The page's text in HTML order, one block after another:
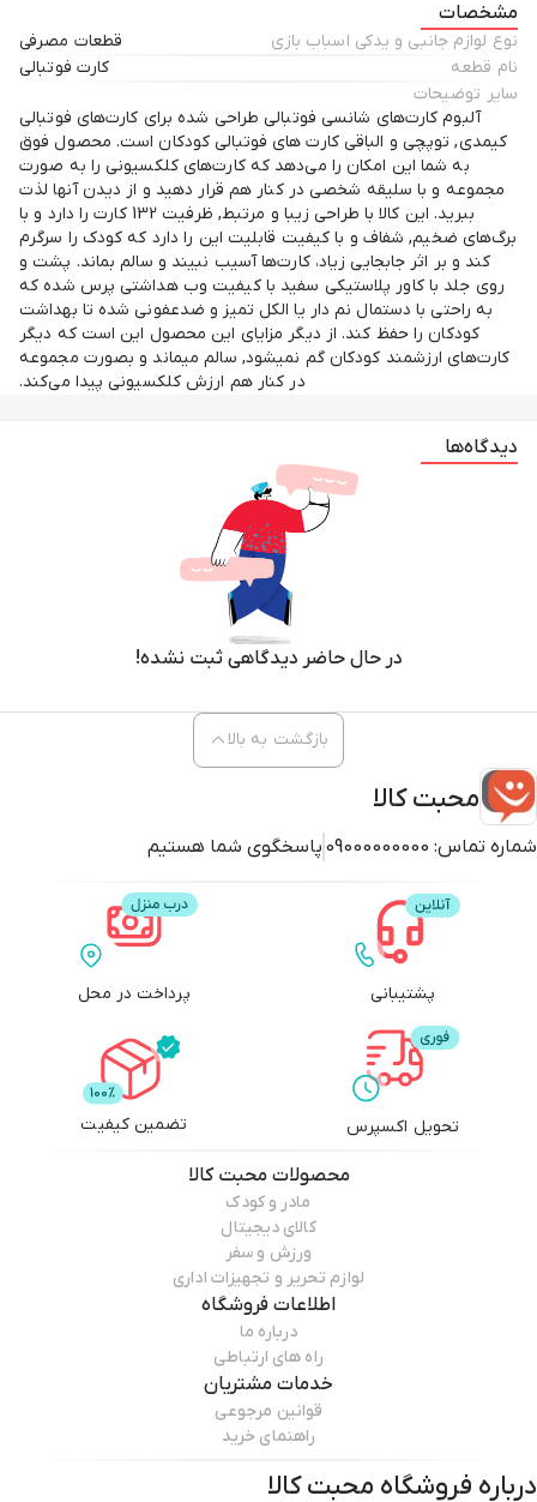
طرفدار فوتبال تبدیل کرده است. آلبوم کارت فوتبالی کیمدی مدل رونالدو، با
جیب‌های شفاف و دسته‌بندی منظم، دسترسی آسان به هر کارت را ممکن می‌سازد.
اگر به دنبال راهی حرفه‌ای برای سازماندهی و نگهداری کارت‌های کلکسیونی خود
هستید، این آلبوم بهترین انتخاب برای شماست. همین حالا مجموعه خود را با
این آلبوم اختصاصی کامل‌تر کنید و لذت جمع‌آوری کارت‌های فوتبالی را دوچندان
مشخصات
نوع لوازم جانبی و یدکی اسباب بازی
قطعات مصرفی
نام قطعه
کارت فوتبالی
سایر توضیحات
آلبوم كارت‌هاى شانسى فوتبالى طراحى شده براى كارت‌هاى فوتبالى
كيمدى, توپچى و الباقى كارت هاى فوتبالى كودكان است. محصول فوق
به شما این امكان را مى‌دهد كه كارت‌هاى كلكسيونى را به صورت
مجموعه و با سليقه شخصى در كنار هم قرار دهيد و از ديدن آنها لذت
ببريد. اين كالا با طراحى زيبا و مرتبط, ظرفيت 132 كارت را دارد و با
برگ‌هاى ضخيم, شفاف و با كيفيت قابليت اين را دارد كه كودك را سرگرم
كند و بر اثر جابجايى زياد، كارت‌ها آسيب نبيند و سالم بماند. پشت و
روى جلد با كاور پلاستيكى سفید با كيفيت وب هداشتى پرس شده كه
به راحتى با دستمال نم دار يا الكل تميز و ضدعفونى شده تا بهداشت
كودكان را حفظ كند. از ديگر مزاياى اين محصول اين است كه ديگر
كارت‌هاى ارزشمند كودكان گم نميشود, سالم ميماند و بصورت مجموعه
در كنار هم ارزش كلكسيونى پیدا می‌کند.
دیدگاه‌ها
در حال حاضر دیدگاهی ثبت نشده!
محبت کالا
شماره تماس: 09000000000 پاسخگوی شما هستیم
بازگشت به بالا
پشتیبانی پرداخت در محل
تحویل اکسپرس تضمین کیفیت
محصولاتمحبت کالا
مادر و کودک
کالای دیجیتال
ورزش و سفر
لوازم تحریر و تجهیزات اداری
اطلاعات فروشگاه
درباره ما
راه های ارتباطی
خدمات مشتریان
قوانین مرجوعی
راهنمای خرید
درباره فروشگاه محبت کالا